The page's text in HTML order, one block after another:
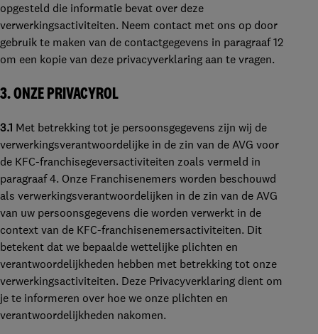
opgesteld die informatie bevat over deze
verwerkingsactiviteiten. Neem contact met ons op door
gebruik te maken van de contactgegevens in paragraaf 12
om een kopie van deze privacyverklaring aan te vragen.
3.ONZE PRIVACYROL
3.1 Met betrekking tot je persoonsgegevens zijn wij de
verwerkingsverantwoordelijke in de zin van de AVG voor
de KFC-franchisegeversactiviteiten zoals vermeld in
paragraaf 4. Onze Franchisenemers worden beschouwd
als verwerkingsverantwoordelijken in de zin van de AVG
van uw persoonsgegevens die worden verwerkt in de
context van de KFC-franchisenemersactiviteiten. Dit
betekent dat we bepaalde wettelijke plichten en
verantwoordelijkheden hebben met betrekking tot onze
verwerkingsactiviteiten. Deze Privacyverklaring dient om
je te informeren over hoe we onze plichten en
verantwoordelijkheden nakomen.